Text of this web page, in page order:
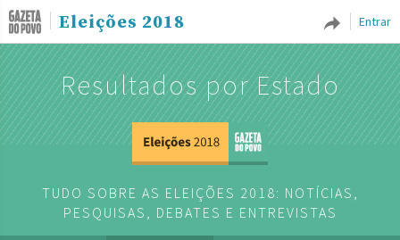
Entrar
Eleições 2018
Resultados por Estado
TUDO SOBRE AS ELEIÇÕES 2018: NOTÍCIAS,
PESQUISAS, DEBATES E ENTREVISTAS